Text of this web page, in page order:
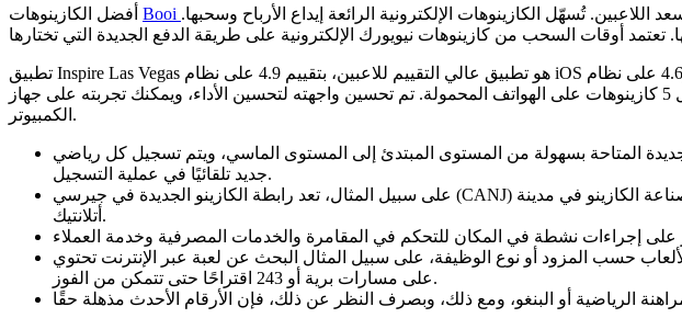
تُسهّل الكازينوهات الإلكترونية الرائعة إيداع الأرباح وسحبها.
تطبيق Inspire Las Vegas هو تطبيق عالي التقييم للاعبين، بتقييم 4.9 على نظام iOS و4.6 على نظام Android. مع ذلك، يُصنّفه
خبراؤنا ضمن أفضل 5 كازينوهات على الهواتف المحمولة. تم تحسين واجهته لتحسين الأداء، ويمكنك تجربته على جهاز
الكمبيوتر.
المتاحة بسهولة من المستوى المبتدئ إلى المستوى الماسي، ويتم تسجيل كل رياضي
جديد تلقائيًا في عملية التسجيل.
على سبيل المثال، تعد رابطة الكازينو الجديدة في جيرسي (CANJ) شركة تجارية واحدة لدعم صناعة الكازينو في مدينة
أتلانتيك.
حسب المزود أو نوع الوظيفة، على سبيل المثال البحث عن لعبة عبر الإنترنت تحتوي
على مسارات برية أو 243 اقتراحًا حتى تتمكن من الفوز.